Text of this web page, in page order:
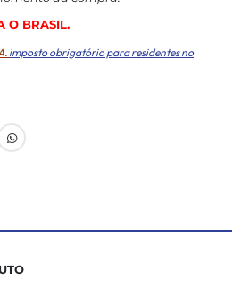
O BRASIL.
imposto obrigatório para residentes no